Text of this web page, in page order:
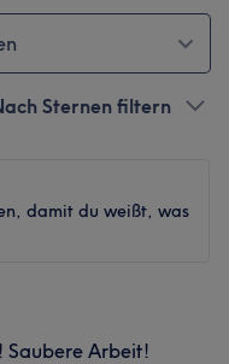
Sternen filtern
damit du weißt, was
Saubere Arbeit!